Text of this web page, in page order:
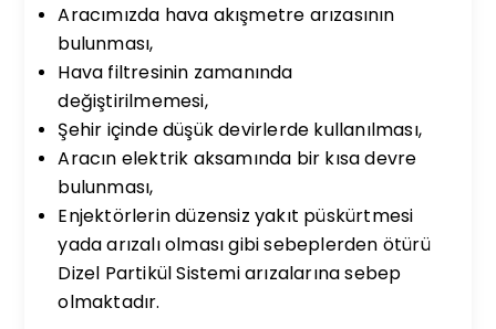
Aracımızda hava akışmetre arızasının
bulunması,
Hava filtresinin zamanında
değiştirilmemesi,
Şehir içinde düşük devirlerde kullanılması,
Aracın elektrik aksamında bir kısa devre
bulunması,
Enjektörlerin düzensiz yakıt püskürtmesi
yada arızalı olması gibi sebeplerden ötürü
Dizel Partikül Sistemi arızalarına sebep
olmaktadır.